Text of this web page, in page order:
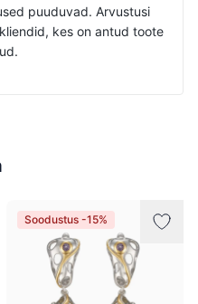
puuduvad. Arvustusi
kes on antud toote
Soodustus -15%